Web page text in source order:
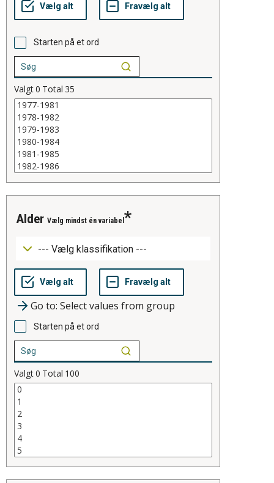
Starten på et ord
Valgt0 Total 35
alder Vælg mindst én variabel
Go to: Select values from group
Starten på et ord
Valgt0 Total 100